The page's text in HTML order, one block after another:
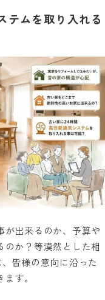
テムを取り入れる
が出来るのか、予算や
か？等漠然とした相
皆様の意向に沿った
す。